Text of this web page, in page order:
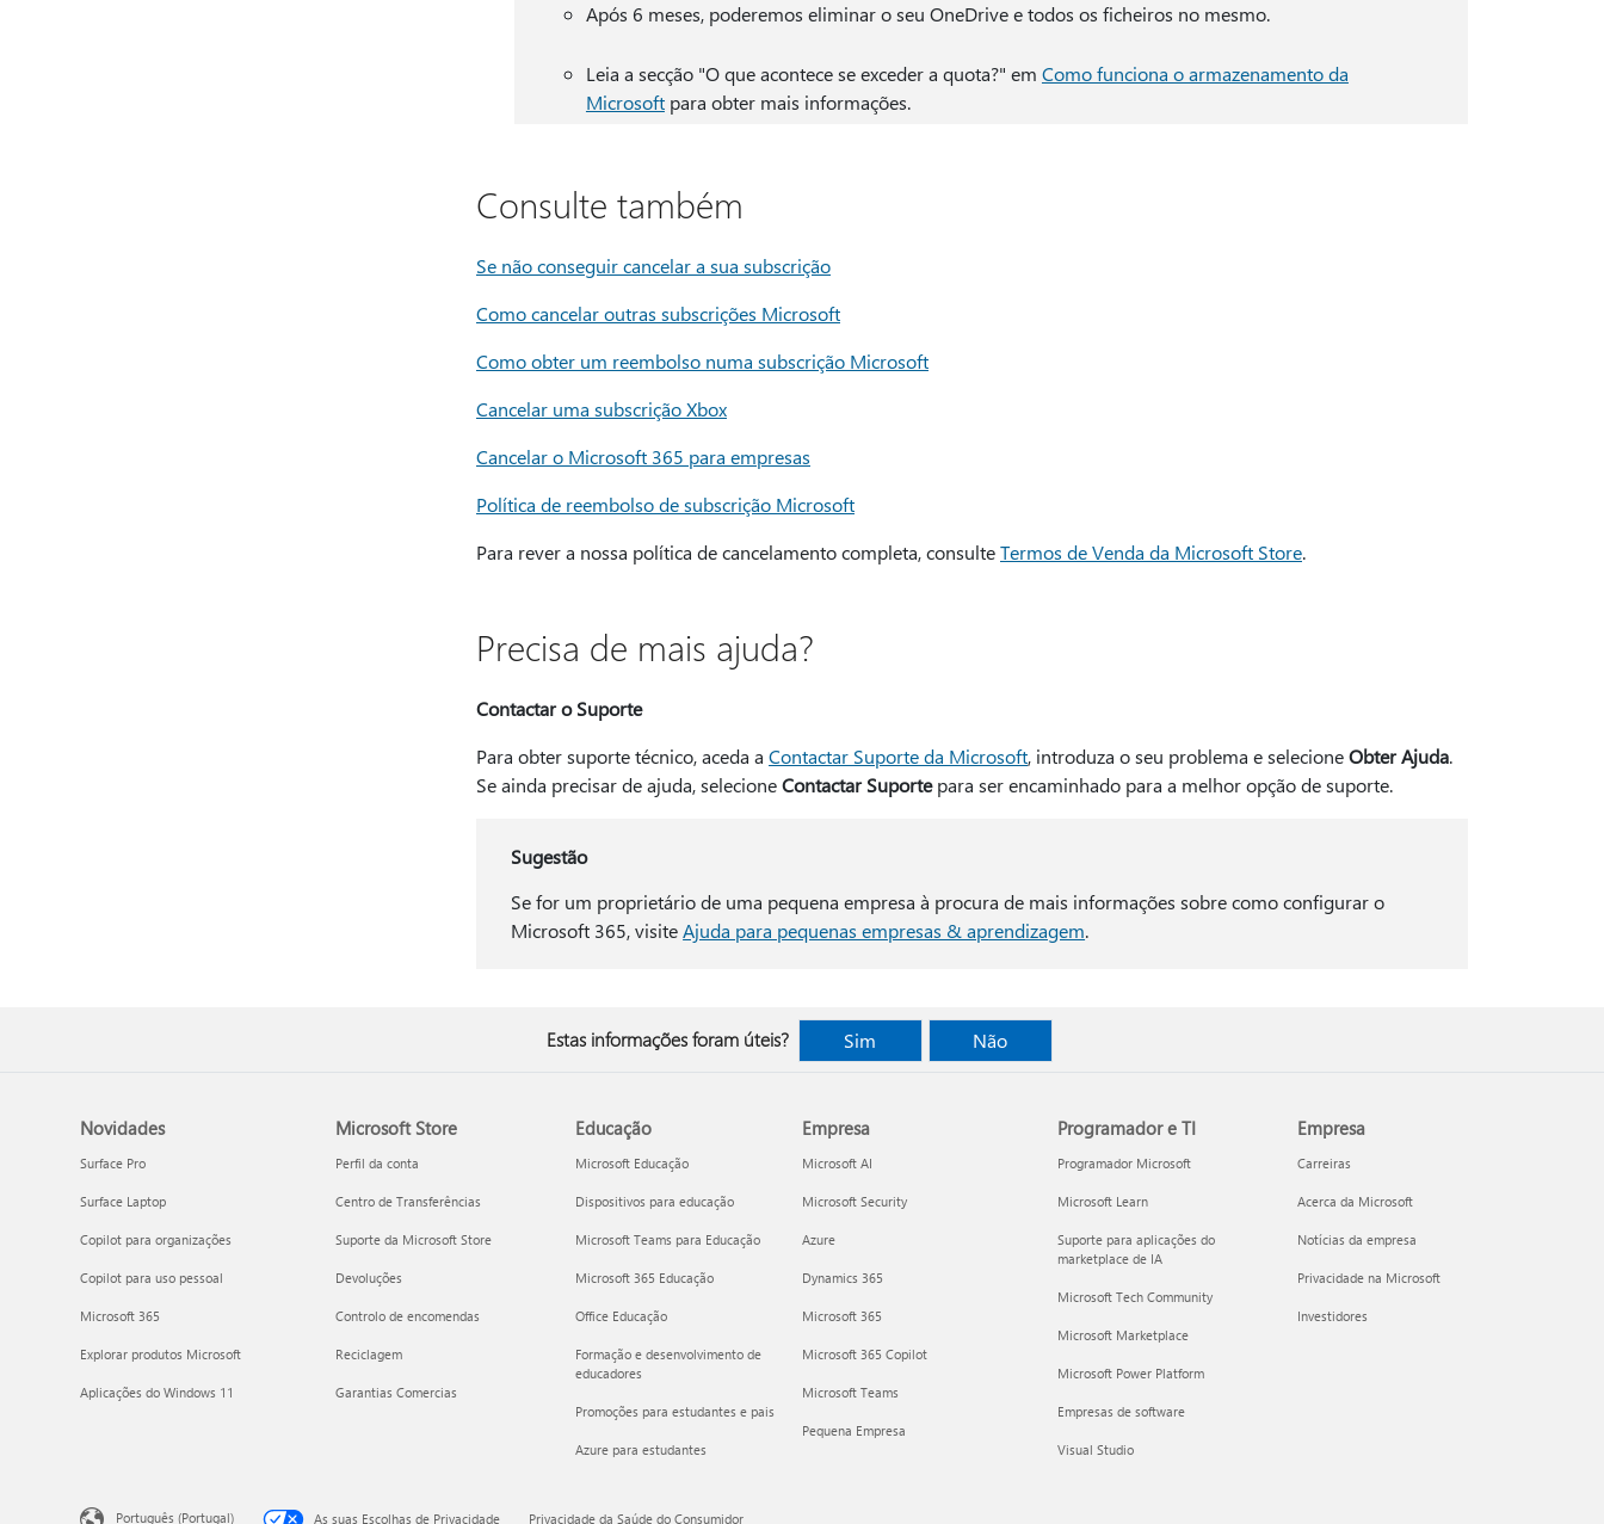
Após 6 meses, poderemos eliminar o seu OneDrive e todos os ficheiros no mesmo.
Leia a secção "O que acontece se exceder a quota?" em Como funciona o armazenamento da
Microsoftpara obter mais informações.
Consulte também
Se não conseguir cancelar a sua subscrição
Como cancelar outras subscrições Microsoft
Como obter um reembolso numa subscrição Microsoft
Cancelar uma subscrição Xbox
Cancelar o Microsoft 365 para empresas
Política de reembolso de subscrição Microsoft
Para rever a nossa política de cancelamento completa, consulteTermos de Venda da Microsoft Store.
Precisa de mais ajuda?
Contactar o Suporte
Para obter suporte técnico, aceda a Contactar Suporte da Microsoft, introduza o seu problema e selecioneObter Ajuda.
Se ainda precisar de ajuda, selecioneContactar Suportepara ser encaminhado para a melhor opção de suporte.
Sugestão
Se for um proprietário de uma pequena empresa à procura de mais informações sobre como configurar o
Microsoft 365, visiteAjuda para pequenas empresas & aprendizagem.
Estas informações foram úteis? Sim Não
Novidades
Surface Pro
Surface Laptop
Copilot para organizações
Copilot para uso pessoal
Microsoft 365
Explorar produtos Microsoft
Aplicações do Windows 11
Microsoft Store
Perfil da conta
Centro de Transferências
Suporte da Microsoft Store
Devoluções
Controlo de encomendas
Reciclagem
Garantias Comercias
Educação
Microsoft Educação
Dispositivos para educação
Microsoft Teams para Educação
Microsoft 365 Educação
Office Educação
Formação e desenvolvimento de
educadores
Promoções para estudantes e pais
Azure para estudantes
Empresa
Microsoft AI
Microsoft Security
Azure
Dynamics 365
Microsoft 365
Microsoft 365 Copilot
Microsoft Teams
Pequena Empresa
Programador e TI
Programador Microsoft
Microsoft Learn
Suporte para aplicações do
marketplace de IA
Microsoft Tech Community
Microsoft Marketplace
Microsoft Power Platform
Empresas de software
Visual Studio
Empresa
Carreiras
Acerca da Microsoft
Notícias da empresa
Privacidade na Microsoft
Investidores
Português (Portugal) As suas Escolhas de Privacidade Privacidade da Saúde do Consumidor